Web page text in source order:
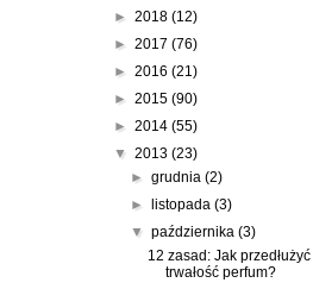
► 2018 (12)
► 2017 (76)
► 2016 (21)
► 2015 (90)
► 2014 (55)
▼ 2013 (23)
► grudnia (2)
► listopada (3)
▼ października (3)
12 zasad: Jak przedłużyć
trwałość perfum?